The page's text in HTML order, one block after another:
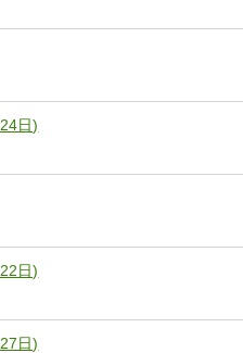
日)
日)
日)